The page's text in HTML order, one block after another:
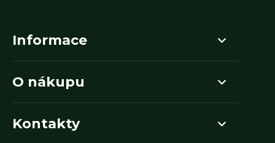
Informace
O nákupu
Kontakty